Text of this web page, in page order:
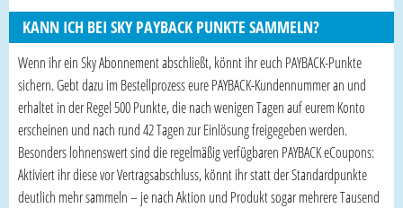
KANN ICH BEI SKY PAYBACK PUNKTE SAMMELN?
Wenn ihr ein Sky Abonnement abschließt, könnt ihr euch PAYBACK-Punkte
sichern. Gebt dazu im Bestellprozess eure PAYBACK-Kundennummer an und
erhaltet in der Regel 500 Punkte, die nach wenigen Tagen auf eurem Konto
erscheinen und nach rund 42 Tagen zur Einlösung freigegeben werden.
Besonders lohnenswert sind die regelmäßig verfügbaren PAYBACK eCoupons:
Aktiviert ihr diese vor Vertragsabschluss, könnt ihr statt der Standardpunkte
deutlich mehr sammeln – je nach Aktion und Produkt sogar mehrere Tausend